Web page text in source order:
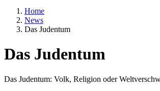
Home
News
Das Judentum
Das Judentum
Textkörper
Das Judentum: Volk, Religion oder